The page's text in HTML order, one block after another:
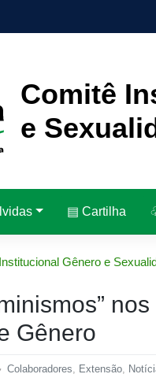
Comitê
e
▤ Cartilha
Gênero e
Gênero
Colaboradores, Extensão,